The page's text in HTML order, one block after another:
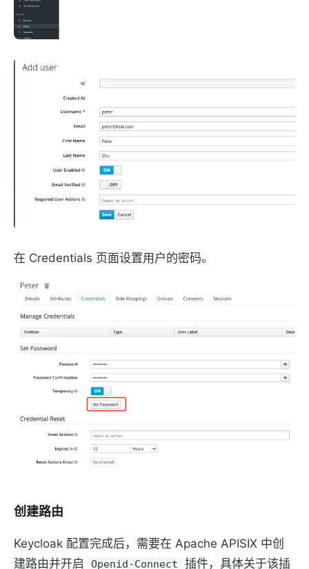
在 Credentials 页面设置用户的密码。
创建路由
Keycloak 配置完成后，需要在 Apache APISIX 中创
建路由并开启
Openid-Connect 插件，具体关于该插